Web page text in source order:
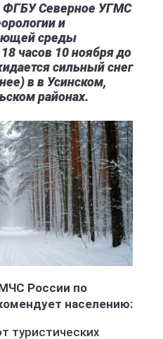
ФГБУ Северное УГМС
и
среды
часов 10 ноября до
сильный снег
в в Усинском,
районах.
России по
населению:
туристических